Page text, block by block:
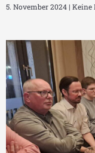
5. November 2024 Keine